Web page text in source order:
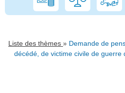
Liste des thèmes » Demande de
décédé, de victime civile de